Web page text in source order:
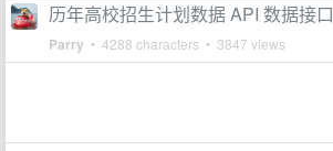
历年高校招生计划数据 API 数据接口
Parry • 4288 characters • 3847 views